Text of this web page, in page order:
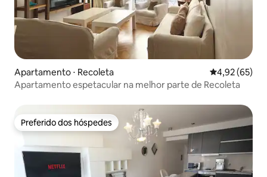
Apartamento ⋅ Recoleta 4,92 de uma
4,92 (65)
Apartamento espetacular na melhor parte de Recoleta
Preferido dos hóspedes
Preferido dos hóspedes